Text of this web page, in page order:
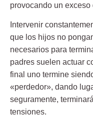
provocando un exceso
Intervenir
que los hijos no
necesarios para
padres suelen actuar
final uno termine
«perdedor», dando
seguramente,
tensiones.